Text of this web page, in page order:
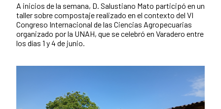
A inicios de la semana, D. Salustiano Mato participó en un
taller sobre compostaje realizado en el contexto del VI
Congreso Internacional de las Ciencias Agropecuarias
organizado por la UNAH, que se celebró en Varadero entre
los días 1 y 4 de junio.